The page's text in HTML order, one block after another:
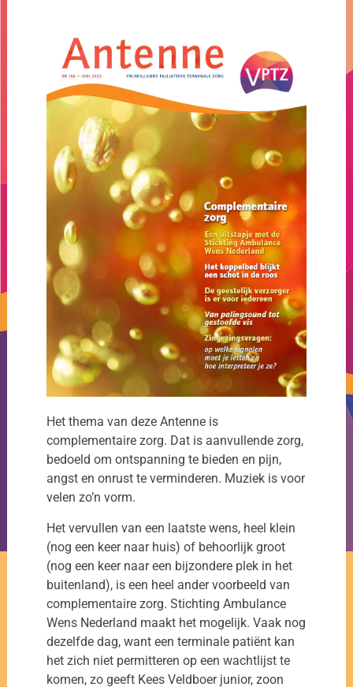
Het thema van deze Antenne is
complementaire zorg. Dat is aanvullende zorg,
bedoeld om ontspanning te bieden en pijn,
angst en onrust te verminderen. Muziek is voor
velen zo’n vorm.
Het vervullen van een laatste wens, heel klein
(nog een keer naar huis) of behoorlijk groot
(nog een keer naar een bijzondere plek in het
buitenland), is een heel ander voorbeeld van
complementaire zorg. Stichting Ambulance
Wens Nederland maakt het mogelijk. Vaak nog
dezelfde dag, want een terminale patiënt kan
het zich niet permitteren op een wachtlijst te
komen, zo geeft Kees Veldboer junior, zoon